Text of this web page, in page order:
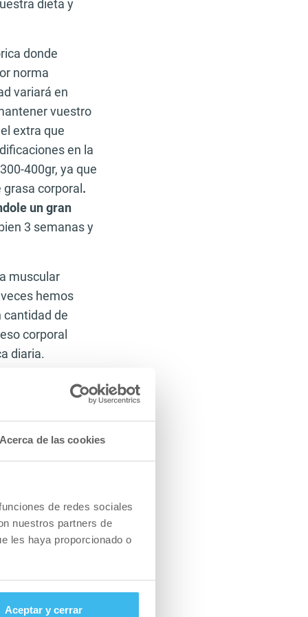
de las cookies
de redes sociales
nuestros partners de
les haya proporcionado o
Aceptar y cerrar
dieta y
donde
norma
variará en
vuestro
extra que
en la
400gr, ya que
grasa corporal.
un gran
3 semanas y
muscular
hemos
cantidad de
corporal
diaria.
realizar una
nutrientes que
hay ya
Como ya
cuerpo.
después
con mayor